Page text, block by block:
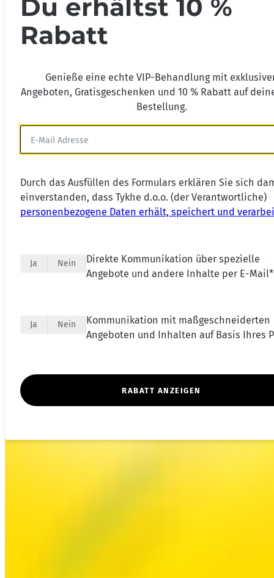
Du erhältst 10 %
Rabatt
Genieße eine echte VIP-Behandlung mit
Angeboten, Gratisgeschenken und 10 % Rabatt auf
Bestellung.
Durch das Ausfüllen des Formulars erklären Sie sich
einverstanden, dass Tykhe d.o.o. (der Verantwortliche)
personenbezogene Daten erhält, speichert und
Ja Nein
Direkte Kommunikation über spezielle
Angebote und andere Inhalte per E-Mail*
Ja Nein
Kommunikation mit maßgeschneiderten
Angeboten und Inhalten auf Basis Ihres
RABATT ANZEIGEN